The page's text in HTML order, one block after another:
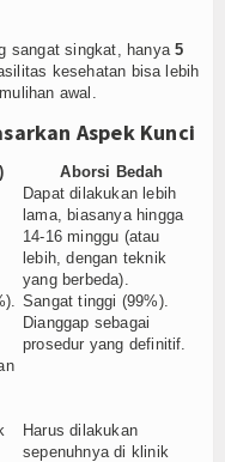
sangat singkat, hanya5
kesehatan bisa lebih
awal.
Aspek Kunci
Aborsi Bedah
Dapat dilakukan lebih
lama, biasanya hingga
14-16 minggu (atau
lebih, dengan teknik
yang berbeda).
Sangat tinggi (99%).
Dianggap sebagai
prosedur yang definitif.
Harus dilakukan
sepenuhnya di klinik